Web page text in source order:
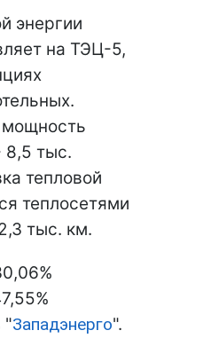
энергии
на ТЭЦ-5,
8,5 тыс.
тепловой
теплосетями
тыс. км.
"Западэнерго".